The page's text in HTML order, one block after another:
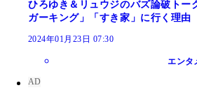
ひろゆき＆リュウジのバズ論破ト
ガーキング」「すき家」に行く理由
2024年01月23日 07:30
エンタ